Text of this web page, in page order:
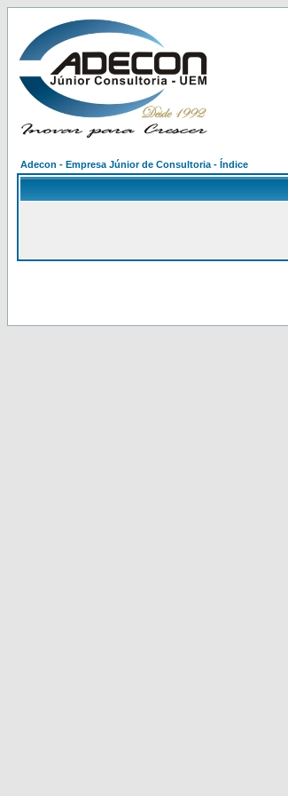
Adecon - Empresa Júnior de Consultoria - Índice